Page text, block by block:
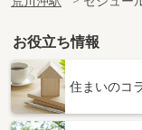
お役立ち情報
住まいのコ